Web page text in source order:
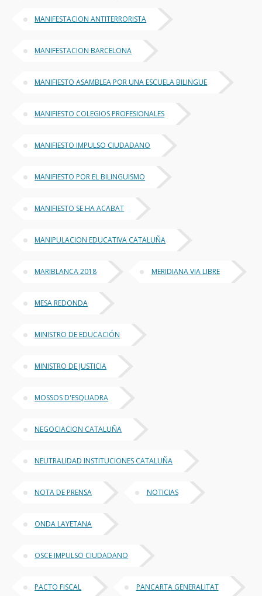
MANIFESTACION ANTITERRORISTA
MANIFESTACION BARCELONA
MANIFIESTO ASAMBLEA POR UNA ESCUELA BILINGUE
MANIFIESTO COLEGIOS PROFESIONALES
MANIFIESTO IMPULSO CIUDADANO
MANIFIESTO POR EL BILINGUISMO
MANIFIESTO SE HA ACABAT
MANIPULACION EDUCATIVA CATALUÑA
MARIBLANCA 2018 MERIDIANA VIA LIBRE
MESA REDONDA
MINISTRO DE EDUCACIÓN
MINISTRO DE JUSTICIA
MOSSOS D'ESQUADRA
NEGOCIACION CATALUÑA
NEUTRALIDAD INSTITUCIONES CATALUÑA
NOTA DE PRENSA NOTICIAS
ONDA LAYETANA
OSCE IMPULSO CIUDADANO
PACTO FISCAL PANCARTA GENERALITAT